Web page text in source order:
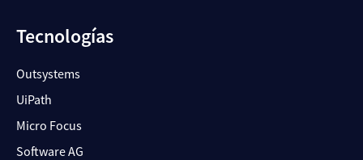
Tecnologías
Outsystems
UiPath
Micro Focus
Software AG